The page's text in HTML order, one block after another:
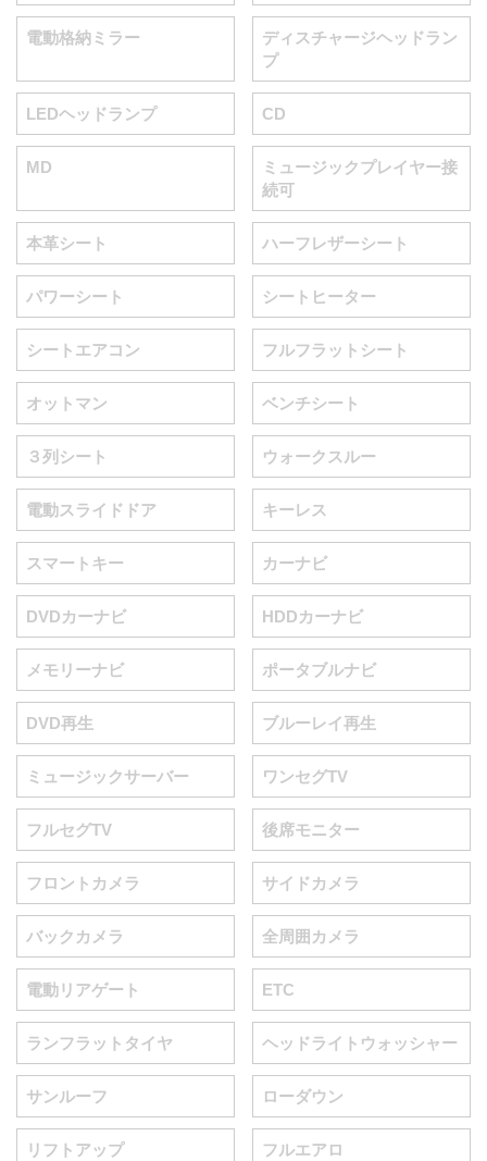
電動格納ミラー
ディスチャージヘッドラン
プ
LEDヘッドランプ CD
MD
ミュージックプレイヤー接
続可
本革シート ハーフレザーシート
パワーシート シートヒーター
シートエアコン フルフラットシート
オットマン ベンチシート
３列シート ウォークスルー
電動スライドドア キーレス
スマートキー カーナビ
DVDカーナビ HDDカーナビ
メモリーナビ ポータブルナビ
DVD再生 ブルーレイ再生
ミュージックサーバー ワンセグTV
フルセグTV 後席モニター
フロントカメラ サイドカメラ
バックカメラ 全周囲カメラ
電動リアゲート ETC
ランフラットタイヤ ヘッドライトウォッシャー
サンルーフ ローダウン
リフトアップ フルエアロ